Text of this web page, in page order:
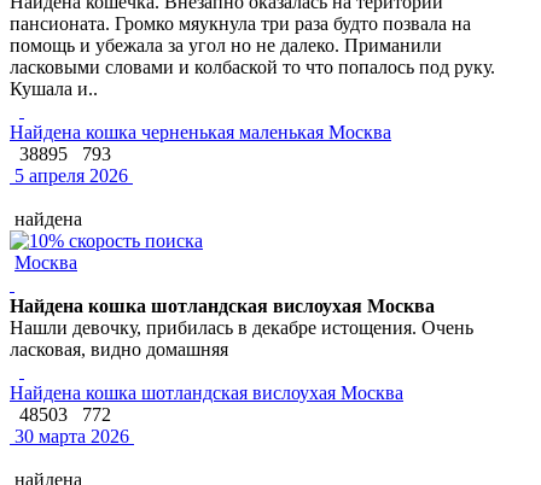
пансионата. Громко мяукнула три раза будто позвала на
помощь и убежала за угол но не далеко. Приманили
ласковыми словами и колбаской то что попалось под руку.
Кушала и..
Найдена кошка черненькая маленькая Москва
38895
793
5 апреля 2026
найдена
Москва
Найдена кошка шотландская вислоухая Москва
Нашли девочку, прибилась в декабре истощения. Очень
ласковая, видно домашняя
Найдена кошка шотландская вислоухая Москва
48503
772
30 марта 2026
найдена